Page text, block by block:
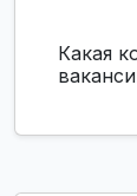
Какая